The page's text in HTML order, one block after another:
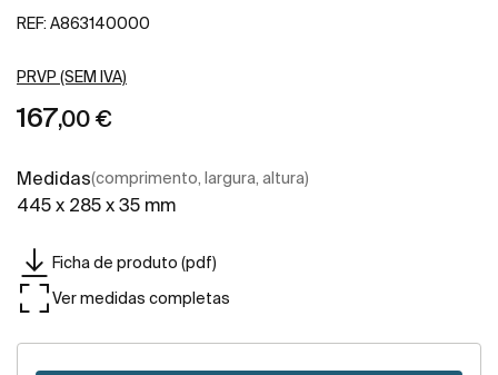
REF: A863140000
PRVP (SEM IVA)
167,00 €
Medidas(comprimento, largura, altura)
445 x 285 x 35 mm
Ficha de produto (pdf)
Ver medidas completas